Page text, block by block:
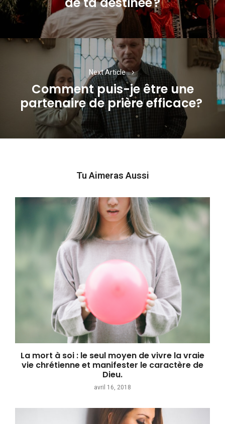
post:
Next Article
Next
post:
Comment puis-je être une
partenaire de prière efficace?
Tu Aimeras Aussi
La mort à soi : le seul moyen de vivre la vraie
vie chrétienne et manifester le caractère de
Dieu.
avril 16, 2018